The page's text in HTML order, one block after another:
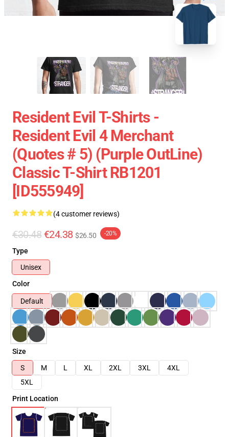
Resident Evil T-Shirts -
Resident Evil 4 Merchant
(Quotes # 5) (Purple OutLine)
Classic T-Shirt RB1201
[ID555949]
(4 customer reviews)
€30.48 €24.38 $26.50 -20%
Type
Unisex
Color
Default
Size
S
M L XL 2XL 3XL
4XL
5XL
Print Location